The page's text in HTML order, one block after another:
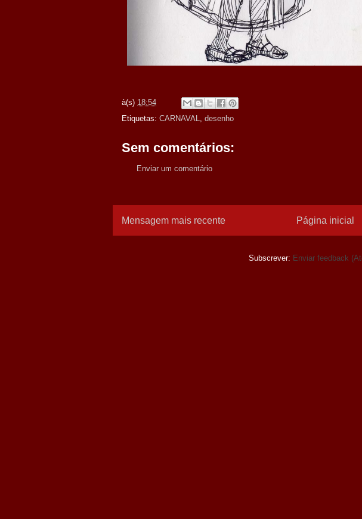
à(s) 18:54
Etiquetas: CARNAVAL, desenho
Sem comentários:
Enviar um comentário
Mensagem mais recente Página inicial
Subscrever: Enviar feedback